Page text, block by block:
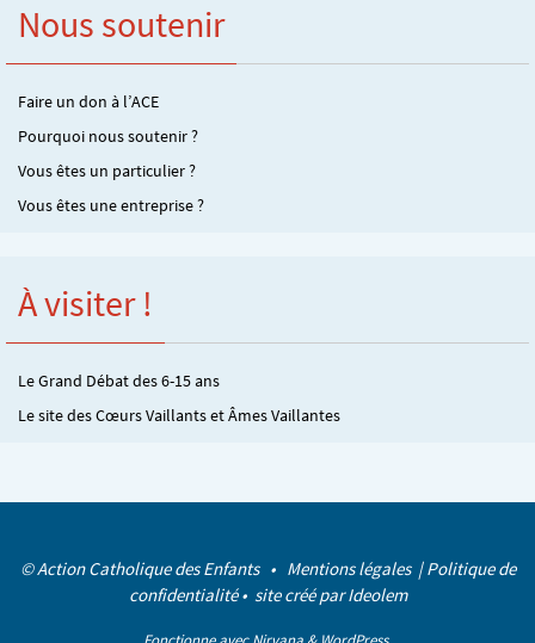
Nous soutenir
Faire un don à l’ACE
Pourquoi nous soutenir ?
Vous êtes un particulier ?
Vous êtes une entreprise ?
À visiter !
Le Grand Débat des 6-15 ans
Le site des Cœurs Vaillants et Âmes Vaillantes
© Action Catholique des Enfants • Mentions légales |Politique de
confidentialité• site créé parIdeolem